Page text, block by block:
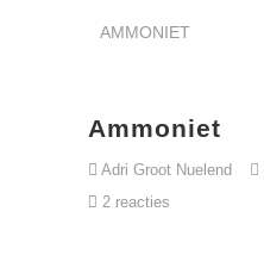
AMMONIET
Ammoniet
Adri Groot Nuelend
2 reacties